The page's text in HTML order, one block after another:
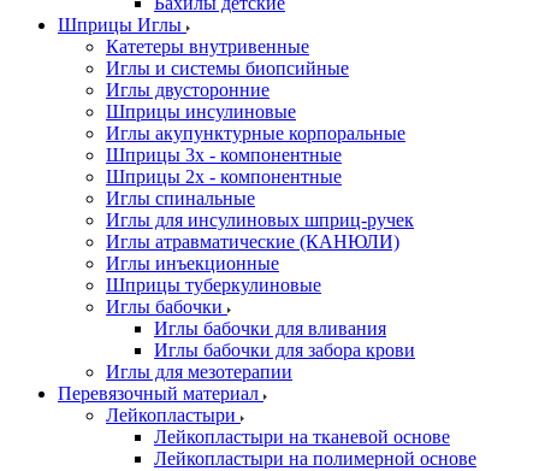
Шприцы Иглы
Катетеры внутривенные
Иглы и системы биопсийные
Иглы двусторонние
Шприцы инсулиновые
Иглы акупунктурные корпоральные
Шприцы 3х - компонентные
Шприцы 2х - компонентные
Иглы спинальные
Иглы для инсулиновых шприц-ручек
Иглы атравматические (КАНЮЛИ)
Иглы инъекционные
Шприцы туберкулиновые
Иглы бабочки
Иглы бабочки для вливания
Иглы бабочки для забора крови
Иглы для мезотерапии
Перевязочный материал
Лейкопластыри
Лейкопластыри на тканевой основе
Лейкопластыри на полимерной основе